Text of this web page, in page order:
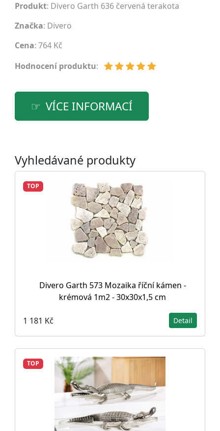
Produkt: Divero Garth 636 červená terakota
Značka: Divero
Cena: 764 Kč
Hodnocení produktu:
VÍCE INFORMACÍ
Vyhledávané produkty
TOP
Divero Garth 573 Mozaika říční kámen -
krémová 1m2 - 30x30x1,5 cm
1 181 Kč Detail
TOP